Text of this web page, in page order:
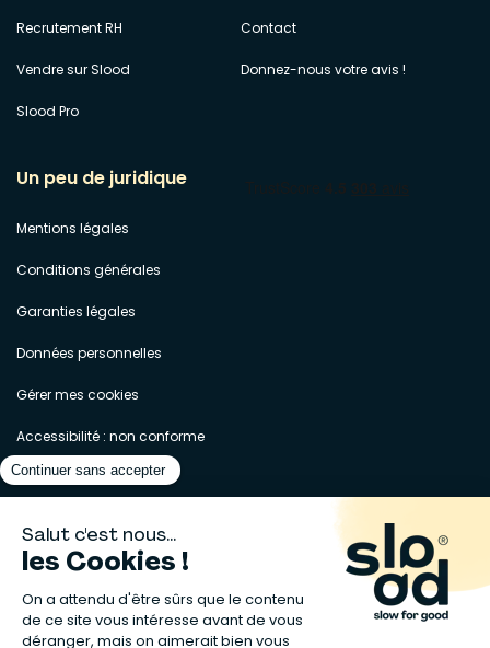
Recrutement RH
Vendre sur Slood
Slood Pro
Contact
Donnez-nous votre avis !
Un peu de juridique
Mentions légales
Conditions générales
Garanties légales
Données personnelles
Gérer mes cookies
Accessibilité : non conforme